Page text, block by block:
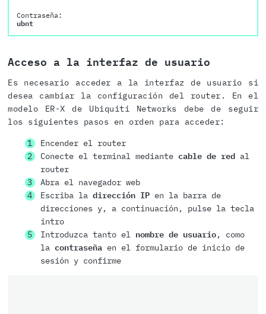
Contraseña:
ubnt
Acceso a la interfaz de usuario
Es necesario acceder a la interfaz de usuario si
desea cambiar la configuración del router. En el
modelo ER-X de Ubiquiti Networks debe de seguir
los siguientes pasos en orden para acceder:
Encender el router
Conecte el terminal mediante cable de redal
router
Abra el navegador web
Escriba la dirección IPen la barra de
direcciones y, a continuación, pulse la tecla
intro
Introduzca tanto el nombre de usuario, como
la contraseña en el formulario de inicio de
sesión y confirme